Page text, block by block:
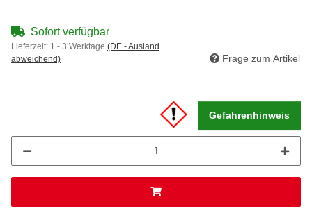
Sofort verfügbar
Lieferzeit: 1 - 3 Werktage (DE - Ausland
abweichend)
Frage zum Artikel
Gefahrenhinweis